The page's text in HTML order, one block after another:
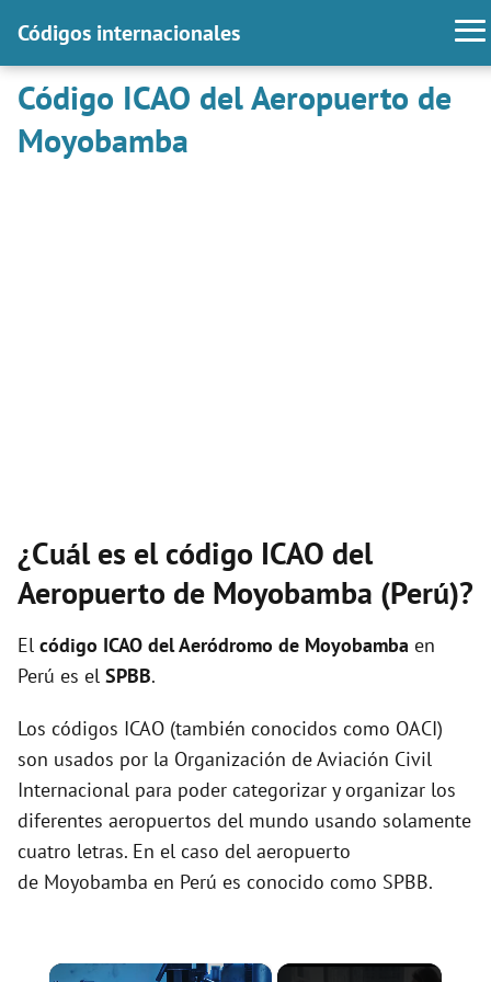
Códigos internacionales
Código ICAO del Aeropuerto de
Moyobamba
¿Cuál es el código ICAO del
Aeropuerto de Moyobamba (Perú)?
El código ICAO delAeródromo de Moyobamba en
Perú es el SPBB.
Los códigos ICAO (también conocidos como OACI)
son usados por la Organización de Aviación Civil
Internacional para poder categorizar y organizar los
diferentes aeropuertos del mundo usando solamente
cuatro letras. En el caso del aeropuerto
de Moyobamba en Perú es conocido como SPBB.
×